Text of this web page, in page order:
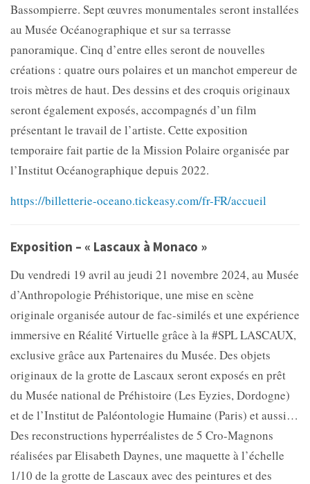
Bassompierre. Sept œuvres monumentales seront installées
au Musée Océanographique et sur sa terrasse
panoramique. Cinq d’entre elles seront de nouvelles
créations : quatre ours polaires et un manchot empereur de
trois mètres de haut. Des dessins et des croquis originaux
seront également exposés, accompagnés d’un film
présentant le travail de l’artiste. Cette exposition
temporaire fait partie de la Mission Polaire organisée par
l’Institut Océanographique depuis 2022.
https://billetterie-oceano.tickeasy.com/fr-FR/accueil
Exposition – « Lascaux à Monaco »
Du vendredi 19 avril au jeudi 21 novembre 2024, au Musée
d’Anthropologie Préhistorique, une mise en scène
originale organisée autour de fac-similés et une expérience
immersive en Réalité Virtuelle grâce à la #SPL LASCAUX,
exclusive grâce aux Partenaires du Musée. Des objets
originaux de la grotte de Lascaux seront exposés en prêt
du Musée national de Préhistoire (Les Eyzies, Dordogne)
et de l’Institut de Paléontologie Humaine (Paris) et aussi…
Des reconstructions hyperréalistes de 5 Cro-Magnons
réalisées par Elisabeth Daynes, une maquette à l’échelle
1/10 de la grotte de Lascaux avec des peintures et des